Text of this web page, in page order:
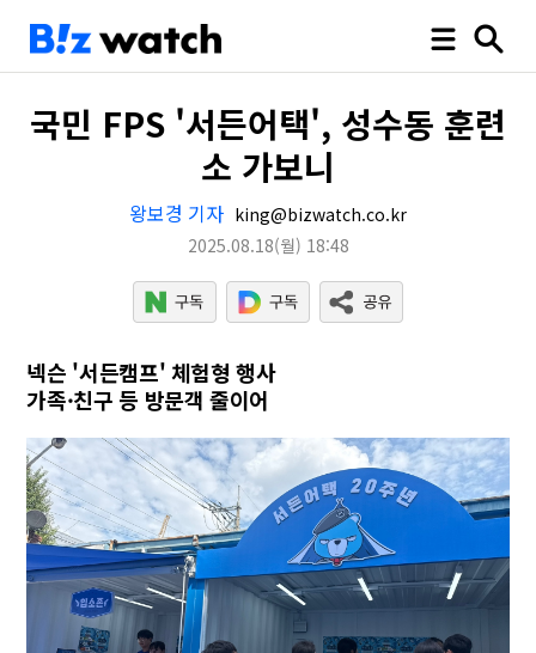
국민 FPS '서든어택', 성수동 훈련
소 가보니
왕보경 기자 king@bizwatch.co.kr
2025.08.18(월) 18:48
넥슨 '서든캠프' 체험형 행사
가족·친구 등 방문객 줄이어